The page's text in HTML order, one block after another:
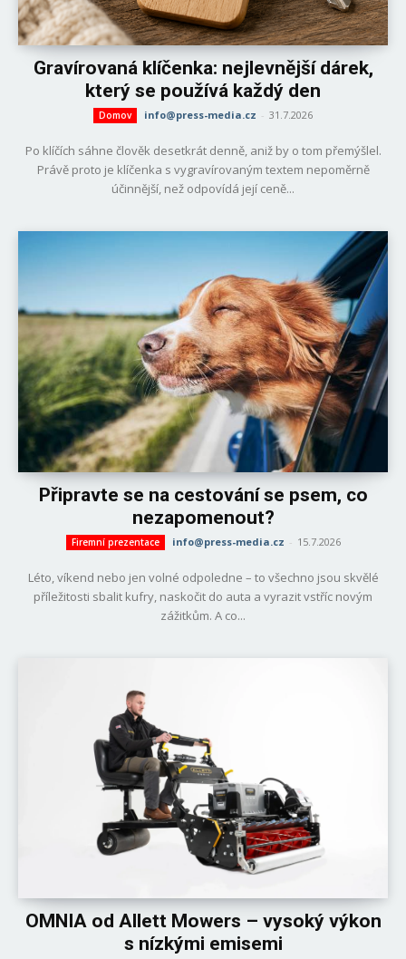
Gravírovaná klíčenka: nejlevnější dárek,
který se používá každý den
Domov info@press-media.cz - 31.7.2026
Po klíčích sáhne člověk desetkrát denně, aniž by o tom přemýšlel.
Právě proto je klíčenka s vygravírovaným textem nepoměrně
účinnější, než odpovídá její ceně...
Připravte se na cestování se psem, co
nezapomenout?
Firemní prezentace info@press-media.cz - 15.7.2026
Léto, víkend nebo jen volné odpoledne – to všechno jsou skvělé
příležitosti sbalit kufry, naskočit do auta a vyrazit vstříc novým
zážitkům. A co...
OMNIA od Allett Mowers – vysoký výkon
s nízkými emisemi